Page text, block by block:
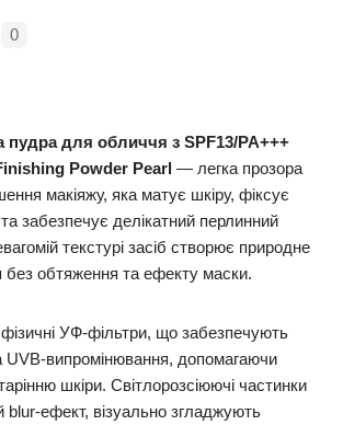
0
пудра для обличчя з SPF13/PA+++
Powder Pearl — легка прозора
макіяжу, яка матує шкіру, фіксує
забезпечує делікатний перлинний
текстурі засіб створює природне
без обтяження та ефекту маски.
УФ-фільтри, що забезпечують
UVB-випромінювання, допомагаючи
шкіри. Світлорозсіюючі частинки
ефект, візуально згладжують